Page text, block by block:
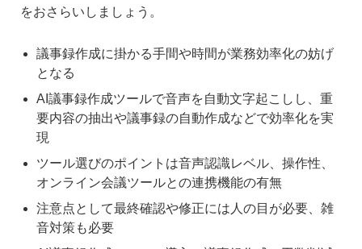
をおさらいしましょう。
議事録作成に掛かる手間や時間が業務効率化の妨げ
となる
AI議事録作成ツールで音声を自動文字起こしし、重
要内容の抽出や議事録の自動作成などで効率化を実
現
ツール選びのポイントは音声認識レベル、操作性、
オンライン会議ツールとの連携機能の有無
注意点として最終確認や修正には人の目が必要、雑
音対策も必要